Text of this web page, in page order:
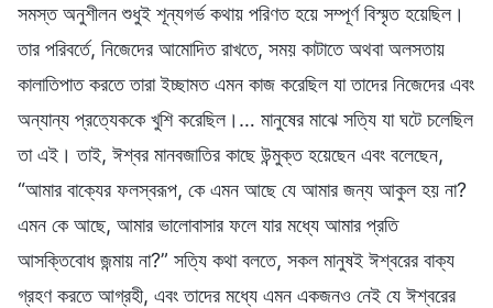
সমস্ত অনুশীলন শুধুই শূন্যগর্ভ কথায় পরিণত হয়ে সম্পূর্ণ বিস্মৃত হয়েছিল।
তার পরিবর্তে, নিজেদের আমোদিত রাখতে, সময় কাটাতে অথবা অলসতায়
কালাতিপাত করতে তারা ইচ্ছামত এমন কাজ করেছিল যা তাদের নিজেদের এবং
অন্যান্য প্রত্যেককে খুশি করেছিল।… মানুষের মাঝে সত্যি যা ঘটে চলেছিল
তা এই। তাই, ঈশ্বর মানবজাতির কাছে উন্মুক্ত হয়েছেন এবং বলেছেন,
“আমার বাক্যের ফলস্বরূপ, কে এমন আছে যে আমার জন্য আকুল হয় না?
এমন কে আছে, আমার ভালোবাসার ফলে যার মধ্যে আমার প্রতি
আসক্তিবোধ জন্মায় না?” সত্যি কথা বলতে, সকল মানুষই ঈশ্বরের বাক্য
গ্রহণ করতে আগ্রহী, এবং তাদের মধ্যে এমন একজনও নেই যে ঈশ্বরের